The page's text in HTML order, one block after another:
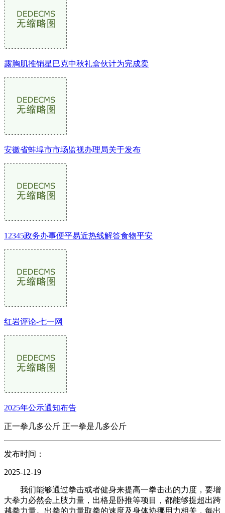
露胸肌推销星巴克中秋礼盒伙计为完成卖
安徽省蚌埠市市场监视办理局关于发布
12345政务办事便平易近热线解答食物平安
红岩评论-七一网
2025年公示通知布告
正一拳几多公斤 正一拳是几多公斤
发布时间：
2025-12-19
我们能够通过拳击或者健身来提高一拳击出的力度，要增
大拳力必然会上肢力量，出格是卧推等项目，都能够提超出跨
越拳力量。出拳的力量取拳的速度及身体协挪用力相关，每出